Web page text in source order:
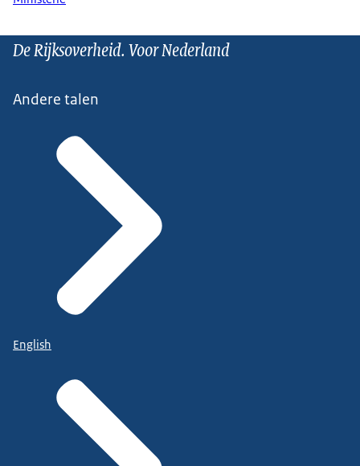
De Rijksoverheid. Voor Nederland
Andere talen
English